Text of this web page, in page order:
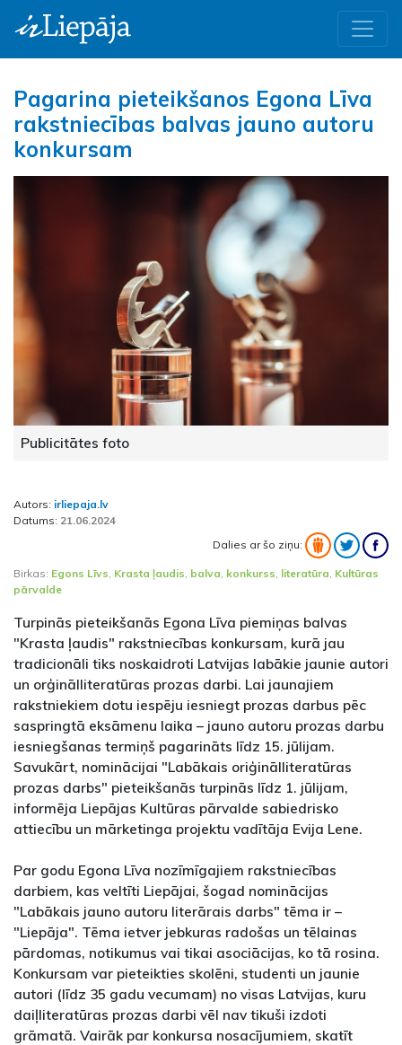
Pagarina pieteikšanos Egona Līva
rakstniecības balvas jauno autoru
konkursam
Publicitātes foto
Autors: irliepaja.lv
Datums: 21.06.2024
Dalies ar šo ziņu:
Birkas: Egons Līvs Krasta ļaudis balva konkurss literatūra Kultūras
pārvalde
Turpinās pieteikšanās Egona Līva piemiņas balvas
"Krasta ļaudis" rakstniecības konkursam, kurā jau
tradicionāli tiks noskaidroti Latvijas labākie jaunie autori
un orģinālliteratūras prozas darbi. Lai jaunajiem
rakstniekiem dotu iespēju iesniegt prozas darbus pēc
saspringtā eksāmenu laika – jauno autoru prozas darbu
iesniegšanas termiņš pagarināts līdz 15. jūlijam.
Savukārt, nominācijai "Labākais oriģinālliteratūras
prozas darbs" pieteikšanās turpinās līdz 1. jūlijam,
informēja Liepājas Kultūras pārvalde sabiedrisko
attiecību un mārketinga projektu vadītāja Evija Lene.
Par godu Egona Līva nozīmīgajiem rakstniecības
darbiem, kas veltīti Liepājai, šogad nominācijas
"Labākais jauno autoru literārais darbs" tēma ir –
"Liepāja". Tēma ietver jebkuras radošas un tēlainas
pārdomas, notikumus vai tikai asociācijas, ko tā rosina.
Konkursam var pieteikties skolēni, studenti un jaunie
autori (līdz 35 gadu vecumam) no visas Latvijas, kuru
daiļliteratūras prozas darbi vēl nav tikuši izdoti
grāmatā. Vairāk par konkursa nosacījumiem, skatīt